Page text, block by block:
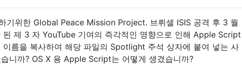
기위한 Global Peace Mission Project. 브뤼셀 ISIS 공격 후 3 월
제 3 자 YouTube 기여의 즉각적인 영향으로 인해 Apple Script
름을 복사하여 해당 파일의 Spotlight 주석 상자에 붙여 넣는 사
니까? OS X 용 Apple Script는 어떻게 생겼습니까?